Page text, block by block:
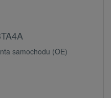
samochodu (OE)